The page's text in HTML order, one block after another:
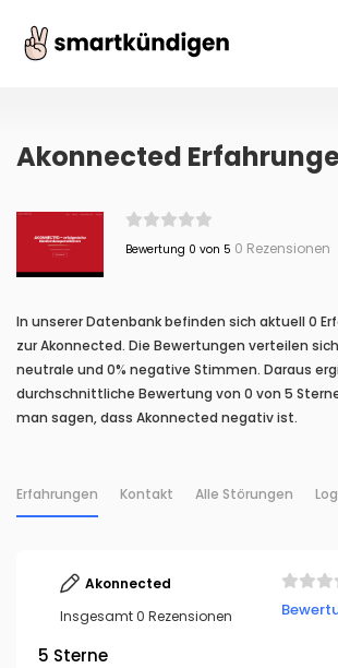
Akonnected
Bewertung 0 von 5 0 Rezensionen
In unserer Datenbank befinden sich aktuell 0
zur Akonnected. Die Bewertungen verteilen
neutrale und 0% negative Stimmen. Daraus
durchschnittliche Bewertung von 0 von 5
man sagen, dass Akonnected negativ ist.
Erfahrungen Kontakt Alle Störungen
Akonnected
Insgesamt 0 Rezensionen
5 Sterne